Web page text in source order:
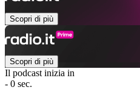
Scopri di più
Scopri di più
Il podcast inizia in
- 0 sec.